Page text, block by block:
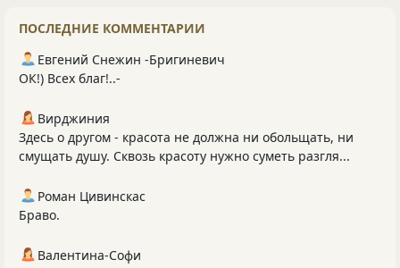
ПОСЛЕДНИЕ КОММЕНТАРИИ
Евгений Снежин -Бригиневич
ОК!) Всех благ!..-
Вирджиния
Здесь о другом - красота не должна ни обольщать, ни
смущать душу. Сквозь красоту нужно суметь разгля...
Роман Цивинскас
Браво.
Валентина-Софи